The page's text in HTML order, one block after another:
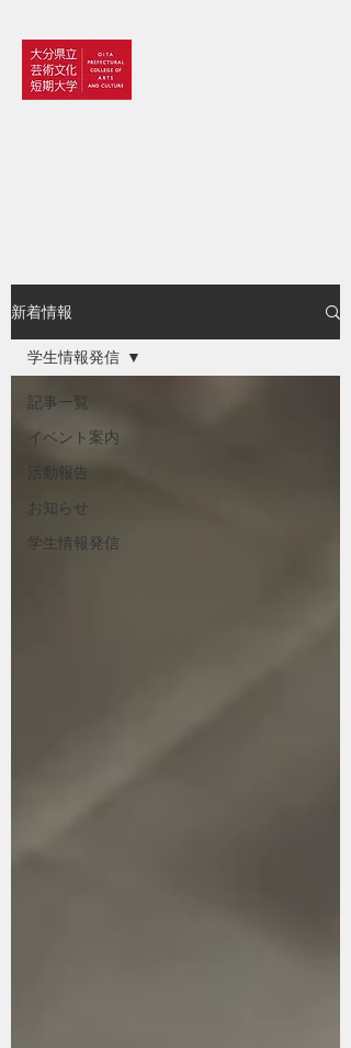
新着情報
記事一覧
イベント案内
活動報告
お知らせ
学生情報発信
学生情報発信